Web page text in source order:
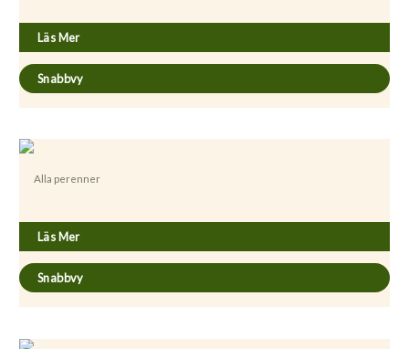
Läs Mer
Snabbvy
Alla perenner
Läs Mer
Snabbvy